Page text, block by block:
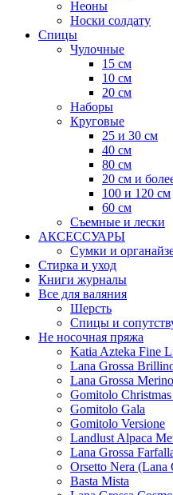
Неоны
Носки солдату
Спицы
Чулочные
15 см
10 см
20 см
Наборы
Круговые
25 и 30 см
40 см
80 см
20 см и
100 и 120 см
60 см
Съемные и лески
АКСЕССУАРЫ
Сумки и
Стирка и уход
Книги журналы
Все для валяния
Шерсть
Спицы и
Не носочная пряжа
Katia Azteka Fine
Lana Grossa
Lana Grossa
Gomitolo
Gomitolo Gala
Gomitolo Versione
Landlust Alpaca
Lana Grossa
Orsetto Nera (Lana
Basta Mista